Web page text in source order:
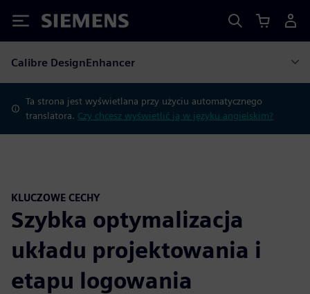
Siemens
Calibre DesignEnhancer
Ta strona jest wyświetlana przy użyciu automatycznego
translatora. Czy chcesz wyświetlić ją w języku angielskim?
KLUCZOWE CECHY
Szybka optymalizacja
układu projektowania i
etapu logowania